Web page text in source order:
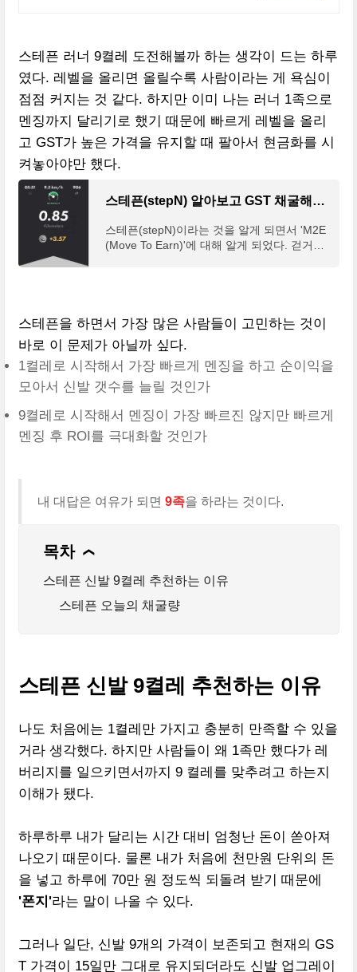
스테픈 러너 9켤레 도전해볼까 하는 생각이 드는 하루
였다. 레벨을 올리면 올릴수록 사람이라는 게 욕심이
점점 커지는 것 같다. 하지만 이미 나는 러너 1족으로
멘징까지 달리기로 했기 때문에 빠르게 레벨을 올리
고 GST가 높은 가격을 유지할 때 팔아서 현금화를 시
켜놓아야만 했다.
스테픈(stepN) 알아보고 GST 채굴해서 돈 벌어보자
스테픈(stepN)이라는 것을 알게 되면서 'M2E
(Move To Earn)'에 대해 알게 되었다. 걷거나
스테픈을 하면서 가장 많은 사람들이 고민하는 것이
바로 이 문제가 아닐까 싶다.
1켤레로 시작해서 가장 빠르게 멘징을 하고 순이익을
모아서 신발 갯수를 늘릴 것인가
9켤레로 시작해서 멘징이 가장 빠르진 않지만 빠르게
멘징 후 ROI를 극대화할 것인가
내 대답은 여유가 되면 9족을 하라는 것이다.
목차 ❯
스테픈 신발 9켤레 추천하는 이유
스테픈 오늘의 채굴량
스테픈 신발 9켤레 추천하는 이유
나도 처음에는 1켤레만 가지고 충분히 만족할 수 있을
거라 생각했다. 하지만 사람들이 왜 1족만 했다가 레
버리지를 일으키면서까지 9 켤레를 맞추려고 하는지
이해가 됐다.
하루하루 내가 달리는 시간 대비 엄청난 돈이 쏟아져
나오기 때문이다. 물론 내가 처음에 천만원 단위의 돈
을 넣고 하루에 70만 원 정도씩 되돌려 받기 때문에
'폰지'라는 말이 나올 수 있다.
그러나 일단, 신발 9개의 가격이 보존되고 현재의 GS
T 가격이 15일만 그대로 유지되더라도 신발 업그레이